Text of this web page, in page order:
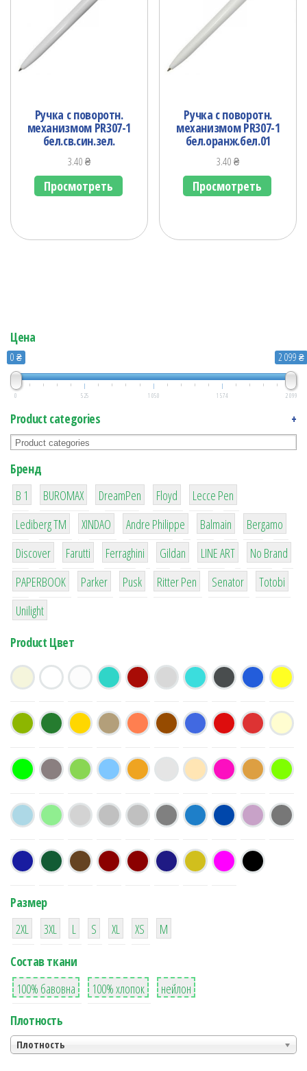
Ручка с поворотн.
механизмом PR307-1
бел.св.син.зел.
3.40₴
Просмотреть
Ручка с поворотн.
механизмом PR307-1
бел.оранж.бел.01
3.40₴
Просмотреть
Цена
0 ₴ 2 099 ₴
0 525 1 050 1 574 2 099
Product categories +
Бренд
B 1
1
BUROMAX
1
DreamPen
2
Floyd
2
Lecce Pen
3
Lediberg ТМ
3
XINDAO
1
Andre Philippe
4
Balmain
26
Bergamo
64
Discover
299
Farutti
4
Ferraghini
42
Gildan
4
LINE ART
90
No Brand
8
PAPERBOOK
6
Parker
2
Pusk
22
Ritter Pen
15
Senator
43
Totobi
1
Unilight
Product Цвет
Размер
38
2XL
16
3XL
42
L
42
S
42
XL XS
М
Состав ткани
8
100% бавовна
36
100% хлопок
2
нейлон
Плотность
Плотность